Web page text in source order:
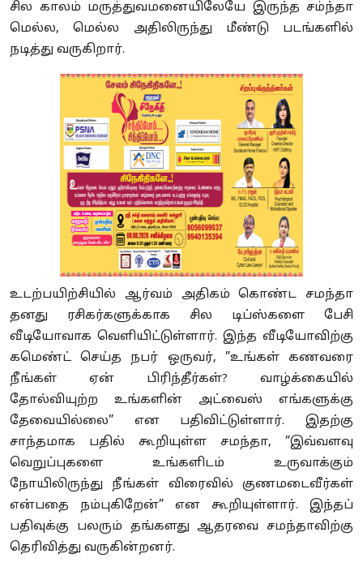
சில காலம் மருத்துவமனையிலேயே இருந்த சம்ந்தா
மெல்ல, மெல்ல அதிலிருந்து மீண்டு படங்களில்
நடித்து வருகிறார்.
உடற்பயிற்சியில் ஆர்வம் அதிகம் கொண்ட சமந்தா
தனது ரசிகர்களுக்காக சில டிப்ஸ்களை பேசி
வீடியோவாக வெளியிட்டுள்ளார். இந்த வீடியோவிற்கு
கமெண்ட் செய்த நபர் ஒருவர், ”உங்கள் கணவரை
நீங்கள் ஏன் பிரிந்தீர்கள்? வாழ்க்கையில்
தோல்வியுற்ற உங்களின் அட்வைஸ் எங்களுக்கு
தேவையில்லை” என பதிவிட்டுள்ளார். இதற்கு
சாந்தமாக பதில் கூறியுள்ள சமந்தா, ”இவ்வளவு
வெறுப்புகளை உங்களிடம் உருவாக்கும்
நோயிலிருந்து நீங்கள் விரைவில் குணமடைவீர்கள்
என்பதை நம்புகிறேன்” என கூறியுள்ளார். இந்தப்
பதிவுக்கு பலரும் தங்களது ஆதரவை சமந்தாவிற்கு
தெரிவித்து வருகின்றனர்.